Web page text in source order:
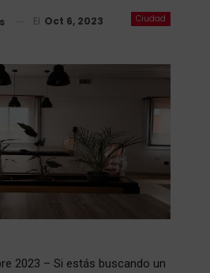
Ciudad
El Oct 6, 2023
2023 – Si estás buscando un